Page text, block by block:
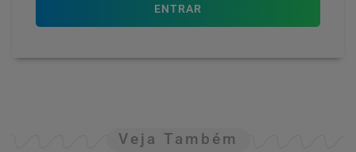
ENTRAR
Veja Também